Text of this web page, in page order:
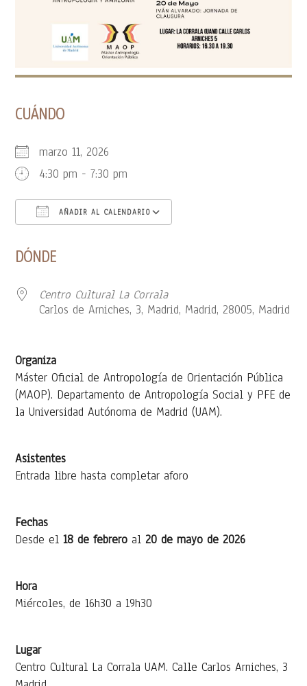
CUÁNDO
marzo 11, 2026
4:30 pm - 7:30 pm
AÑADIR AL CALENDARIO
DÓNDE
Centro Cultural La Corrala
Carlos de Arniches, 3, Madrid, Madrid, 28005, Madrid
Organiza
Máster Oficial de Antropología de Orientación Pública
(MAOP). Departamento de Antropología Social y PFE de
la Universidad Autónoma de Madrid (UAM).
Asistentes
Entrada libre hasta completar aforo
Fechas
Desde el18 de febrero al20 de mayo de 2026
Hora
Miércoles, de 16h30 a 19h30
Lugar
Centro Cultural La Corrala UAM. Calle Carlos Arniches, 3